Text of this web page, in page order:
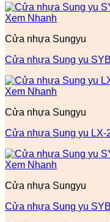
Xem Nhanh
Cửa nhựa Sungyu
Cửa nhựa Sung yu
Xem Nhanh
Cửa nhựa Sungyu
Cửa nhựa Sung yu LX-
Xem Nhanh
Cửa nhựa Sungyu
Cửa nhựa Sung yu